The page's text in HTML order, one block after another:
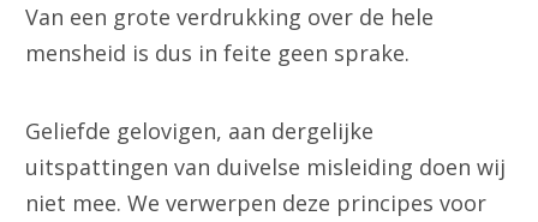
Van een grote verdrukking over de hele
mensheid is dus in feite geen sprake.
Geliefde gelovigen, aan dergelijke
uitspattingen van duivelse misleiding doen wij
niet mee. We verwerpen deze principes voor